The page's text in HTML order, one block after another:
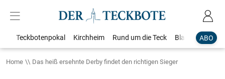
ABO
Teckbotenpokal Kirchheim Rund um die Teck Blaulicht
Home Das heiß ersehnte Derby findet den richtigen Sieger